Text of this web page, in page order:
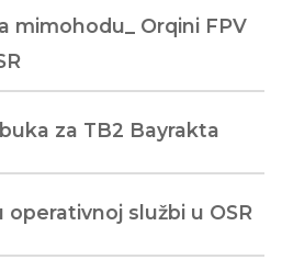
mimohodu_ Orqini FPV
za TB2 Bayrakta
operativnoj službi u OSR